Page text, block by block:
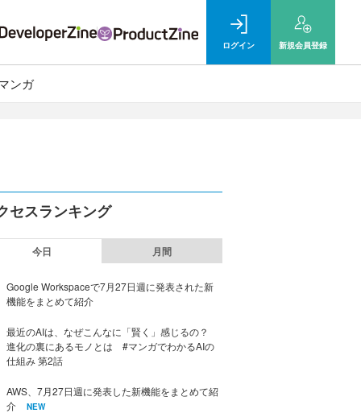
ログイン 新規会員登録
ンガ
セスランキング
今日 月間
Google Workspaceで7月27日週に発表された新
機能をまとめて紹介
最近のAIは、なぜこんなに「賢く」感じるの？
進化の裏にあるモノとは #マンガでわかるAIの
仕組み 第2話
AWS、7月27日週に発表した新機能をまとめて紹
介
NEW